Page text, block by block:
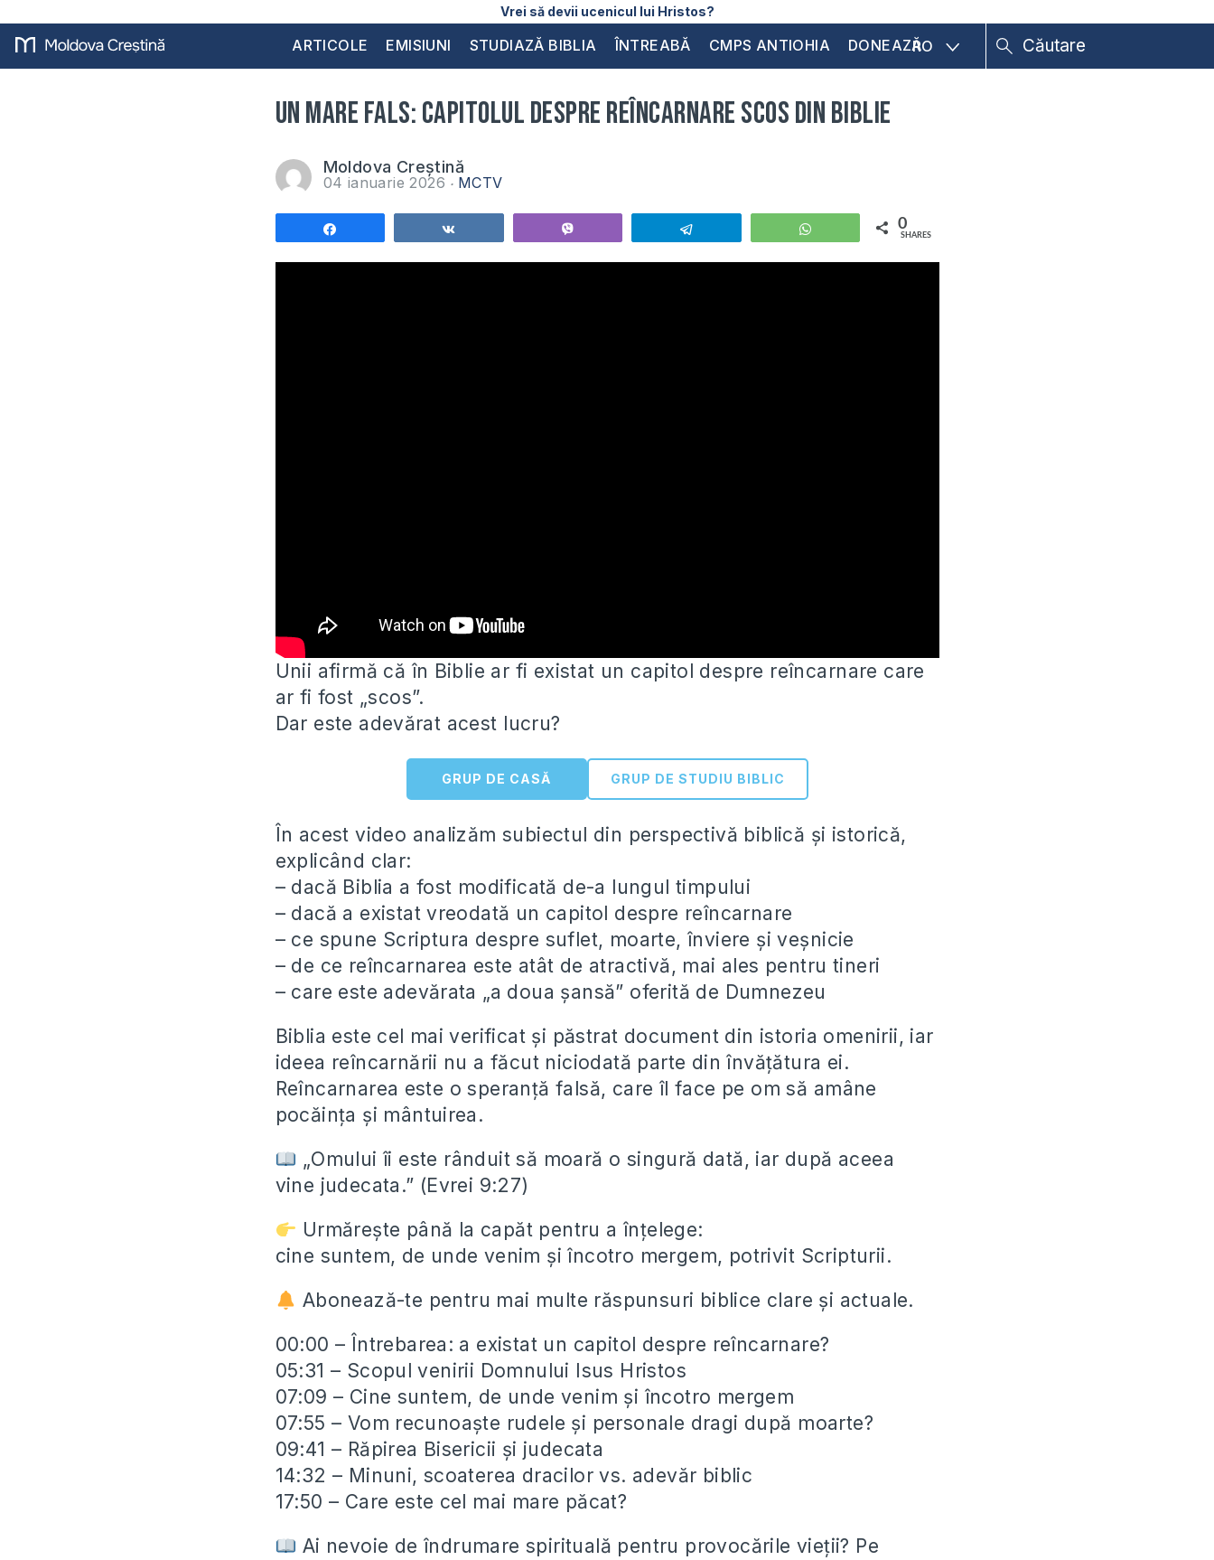
Vrei să devii ucenicul lui Hristos?
ARTICOLE EMISIUNI STUDIAZĂ BIBLIA ÎNTREABĂ CMPS ANTIOHIA DONEAZĂRO
Un mare fals: capitolul despre reîncarnare scos din Biblie
Moldova Creștină
04 ianuarie 2026 MCTV
WhatsApp 0
SHARES
Unii afirmă că în Biblie ar fi existat un capitol despre reîncarnare care
ar fi fost „scos”.
Dar este adevărat acest lucru?
GRUP DE CASĂ GRUP DE STUDIU BIBLIC
În acest video analizăm subiectul din perspectivă biblică și istorică,
explicând clar:
– dacă Biblia a fost modificată de-a lungul timpului
– dacă a existat vreodată un capitol despre reîncarnare
– ce spune Scriptura despre suflet, moarte, înviere și veșnicie
– de ce reîncarnarea este atât de atractivă, mai ales pentru tineri
– care este adevărata „a doua șansă” oferită de Dumnezeu
Biblia este cel mai verificat și păstrat document din istoria omenirii, iar
ideea reîncarnării nu a făcut niciodată parte din învățătura ei.
Reîncarnarea este o speranță falsă, care îl face pe om să amâne
pocăința și mântuirea.
„Omului îi este rânduit să moară o singură dată, iar după aceea
vine judecata.” (Evrei 9:27)
Urmărește până la capăt pentru a înțelege:
cine suntem, de unde venim și încotro mergem, potrivit Scripturii.
Abonează-te pentru mai multe răspunsuri biblice clare și actuale.
00:00 – Întrebarea: a existat un capitol despre reîncarnare?
05:31 – Scopul venirii Domnului Isus Hristos
07:09 – Cine suntem, de unde venim și încotro mergem
07:55 – Vom recunoaște rudele și personale dragi după moarte?
09:41 – Răpirea Bisericii și judecata
14:32 – Minuni, scoaterea dracilor vs. adevăr biblic
17:50 – Care este cel mai mare păcat?
Ai nevoie de îndrumare spirituală pentru provocările vieții? Pe